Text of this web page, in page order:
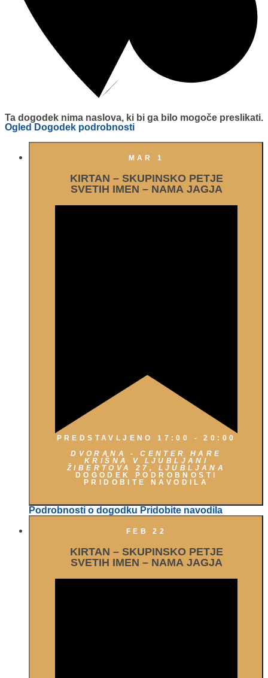
Ta dogodek nima naslova, ki bi ga bilo mogoče preslikati.
Ogled Dogodek podrobnosti
MAR1
KIRTAN – SKUPINSKO PETJE
SVETIH IMEN – NAMA JAGJA
PREDSTAVLJENO 17:00 -20:00
DVORANA - CENTER HARE
KRIŠNA V LJUBLJANI
ŽIBERTOVA 27, LJUBLJANA
DOGODEK PODROBNOSTI
PRIDOBITE NAVODILA
Podrobnosti o dogodku Pridobite navodila
FEB22
KIRTAN – SKUPINSKO PETJE
SVETIH IMEN – NAMA JAGJA